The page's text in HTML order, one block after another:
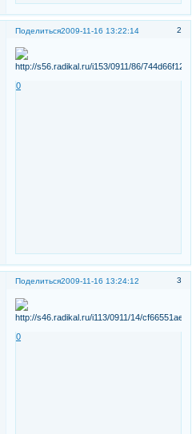
Поделиться 2
2009-11-16 13:22:14
0
Поделиться 3
2009-11-16 13:24:12
0